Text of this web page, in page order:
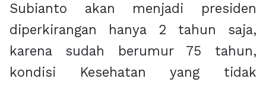
Subianto akan menjadi presiden
diperkirangan hanya 2 tahun saja,
karena sudah berumur 75 tahun,
kondisi Kesehatan yang tidak